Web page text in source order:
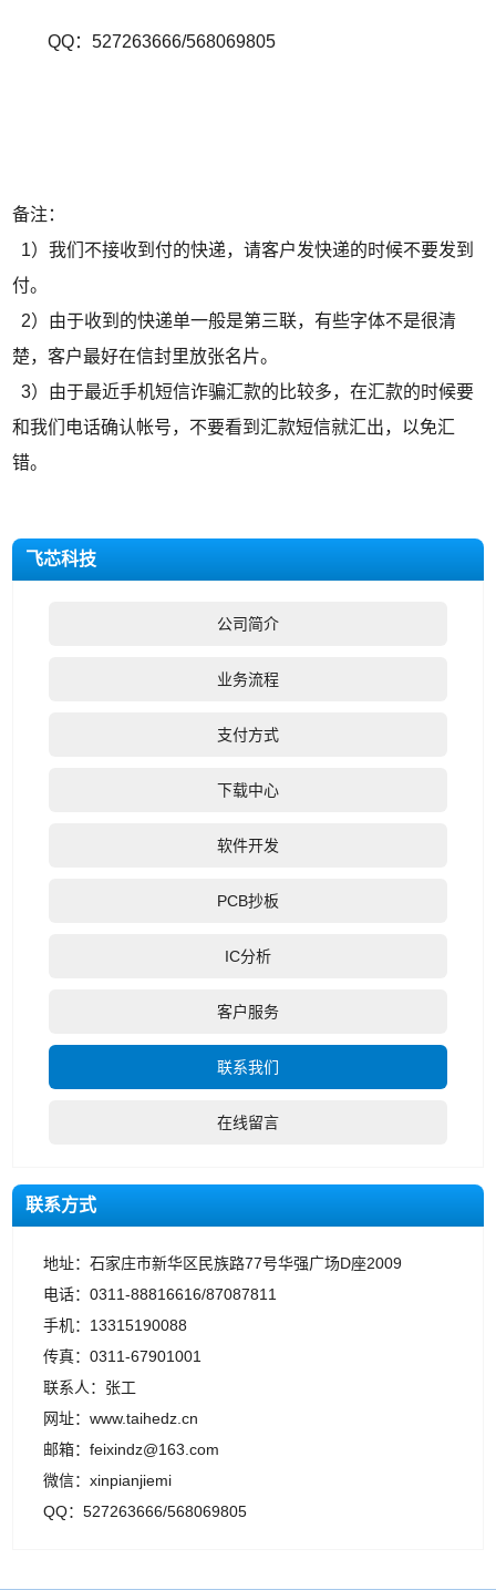
QQ：527263666/568069805
备注：
1）我们不接收到付的快递，请客户发快递的时候不要发到
付。
2）由于收到的快递单一般是第三联，有些字体不是很清
楚，客户最好在信封里放张名片。
3）由于最近手机短信诈骗汇款的比较多，在汇款的时候要
和我们电话确认帐号，不要看到汇款短信就汇出，以免汇
错。
飞芯科技
公司简介
业务流程
支付方式
下载中心
软件开发
PCB抄板
IC分析
客户服务
联系我们
在线留言
联系方式
地址：石家庄市新华区民族路77号华强广场D座2009
电话：0311-88816616/87087811
手机：13315190088
传真：0311-67901001
联系人：张工
网址：www.taihedz.cn
邮箱：feixindz@163.com
微信：xinpianjiemi
QQ：527263666/568069805